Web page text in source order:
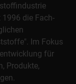
die Fach-
Im Fokus
für
Produkte,